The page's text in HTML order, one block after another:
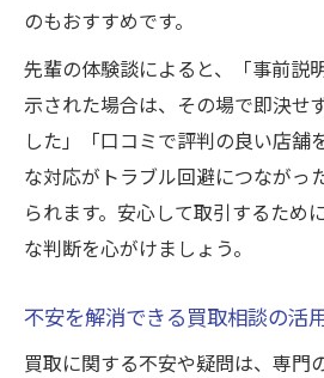
のもおすすめです。
先輩の体験談によると、「事前説
示された場合は、その場で即決せ
した」「口コミで評判の良い店舗
な対応がトラブル回避につながっ
られます。安心して取引するため
な判断を心がけましょう。
不安を解消できる買取相談の活
買取に関する不安や疑問は、専門